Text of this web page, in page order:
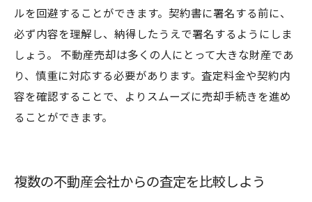
ルを回避することができます。契約書に署名する前に、
必ず内容を理解し、納得したうえで署名するようにしま
しょう。 不動産売却は多くの人にとって大きな財産であ
り、慎重に対応する必要があります。査定料金や契約内
容を確認することで、よりスムーズに売却手続きを進め
ることができます。
複数の不動産会社からの査定を比較しよう